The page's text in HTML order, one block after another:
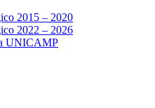
2015 – 2020
2022 – 2026
UNICAMP